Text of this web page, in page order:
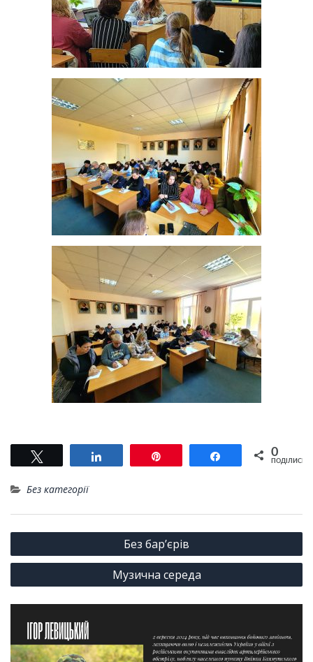
Поділитися Поділитися
0
ПОДІЛИСЬ
Без категорії
Навігація
записів
Без бар’єрів
Музична середа